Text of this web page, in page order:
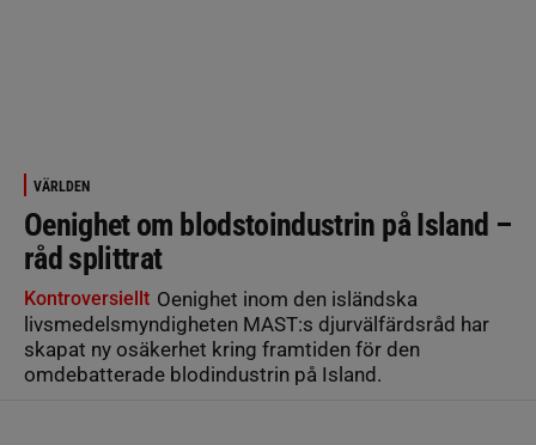
VÄRLDEN
Oenighet om blodstoindustrin på Island –
råd splittrat
Kontroversiellt Oenighet inom den isländska
livsmedelsmyndigheten MAST:s djurvälfärdsråd har
skapat ny osäkerhet kring framtiden för den
omdebatterade blodindustrin på Island.